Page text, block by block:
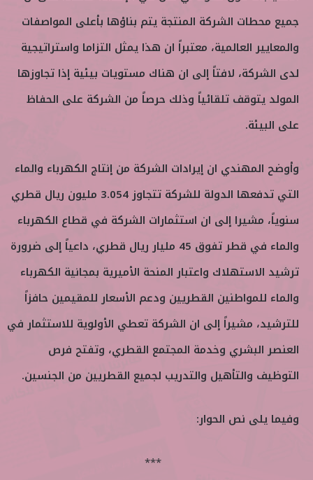
جميع محطات الشركة المنتجة يتم بناؤها بأعلى المواصفات
والمعايير العالمية، معتبراً ان هذا يمثل التزاما واستراتيجية
لدى الشركة، لافتاً إلى ان هناك مستويات بيئية إذا تجاوزها
المولد يتوقف تلقائياً وذلك حرصاً من الشركة على الحفاظ
على البيئة.
وأوضح المهندي ان إيرادات الشركة من إنتاج الكهرباء والماء
التي تدفعها الدولة للشركة تتجاوز 3.054 مليون ريال قطري
سنوياً، مشيرا إلى ان استثمارات الشركة في قطاع الكهرباء
والماء في قطر تفوق 45 مليار ريال قطري، داعياً إلى ضرورة
ترشيد الاستهلاك واعتبار المنحة الأميرية بمجانية الكهرباء
والماء للمواطنين القطريين ودعم الأسعار للمقيمين حافزاً
للترشيد، مشيراً إلى ان الشركة تعطي الأولوية للاستثمار في
العنصر البشري وخدمة المجتمع القطري، وتفتح فرص
التوظيف والتأهيل والتدريب لجميع القطريين من الجنسين.
وفيما يلى نص الحوار:
***